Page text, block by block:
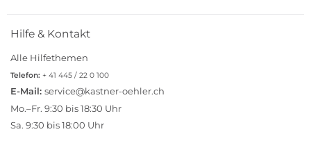
Hilfe & Kontakt
Alle Hilfethemen
Telefon: + 41 445 / 22 0 100
E-Mail: service@kastner-oehler.ch
Mo.–Fr. 9:30 bis 18:30 Uhr
Sa. 9:30 bis 18:00 Uhr